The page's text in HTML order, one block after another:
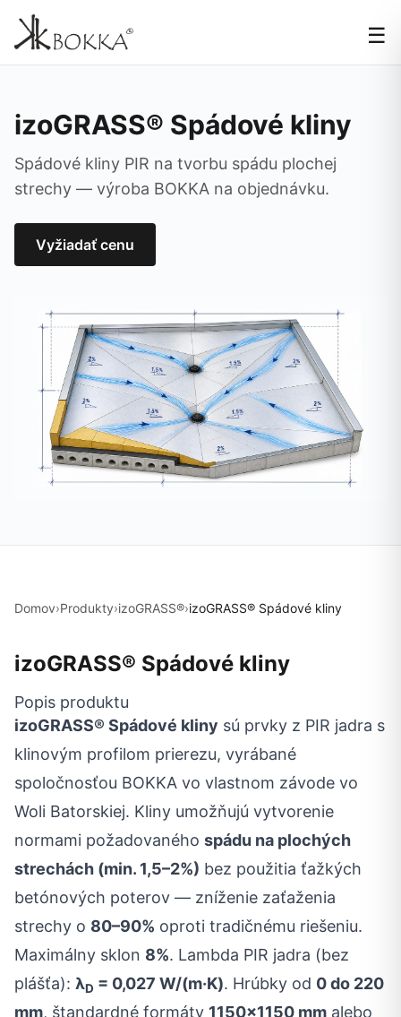
☰
izoGRASS® Spádové kliny
Spádové kliny PIR na tvorbu spádu plochej
strechy — výroba BOKKA na objednávku.
Vyžiadať cenu
Domov›Produkty›izoGRASS®›izoGRASS® Spádové kliny
izoGRASS® Spádové kliny
Popis produktu
izoGRASS® Spádové kliny sú prvky z PIR jadra s
klinovým profilom prierezu, vyrábané
spoločnosťou BOKKA vo vlastnom závode vo
Woli Batorskiej. Kliny umožňujú vytvorenie
normami požadovaného spádu na plochých
strechách (min. 1,5–2%) bez použitia ťažkých
betónových poterov — zníženie zaťaženia
strechy o 80–90% oproti tradičnému riešeniu.
Maximálny sklon 8%. Lambda PIR jadra (bez
plášťa): λD = 0,027 W/(m·K). Hrúbky od 0 do 220
mm, štandardné formáty 1150×1150 mm alebo